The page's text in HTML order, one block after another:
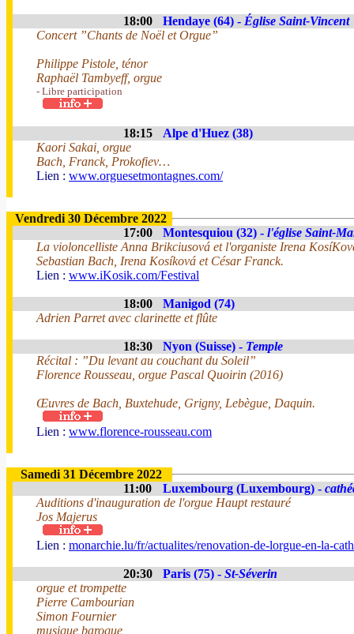
18:00 Hendaye (64) - Église Saint-Vincent
Concert ”Chants de Noël et Orgue”
Philippe Pistole, ténor
Raphaël Tambyeff, orgue
- Libre participation
18:15
Alpe d'Huez (38)
Kaori Sakai, orgue
Bach, Franck, Prokofiev…
Lien : www.orguesetmontagnes.com/
Vendredi 30 Décembre 2022
17:00
Montesquiou (32) - l'église Saint-
La violoncelliste Anna Brikciusová et l'organiste Irena
Sebastian Bach, Irena Kosíková et César Franck.
Lien : www.iKosik.com/Festival
18:00
Manigod (74)
Adrien Parret avec clarinette et flûte
18:30 Nyon (Suisse) - Temple
Récital : ”Du levant au couchant du Soleil”
Florence Rousseau, orgue Pascal Quoirin (2016)
Œuvres de Bach, Buxtehude, Grigny, Lebègue, Daquin.
Lien : www.florence-rousseau.com
Samedi 31 Décembre 2022
11:00
Luxembourg (Luxembourg) -
Auditions d'inauguration de l'orgue Haupt restauré
Jos Majerus
Lien : monarchie.lu/fr/actualites/renovation-de-lorgue-en-la-
20:30 Paris (75) - St-Séverin
orgue et trompette
Pierre Cambourian
Simon Fournier
musique baroque